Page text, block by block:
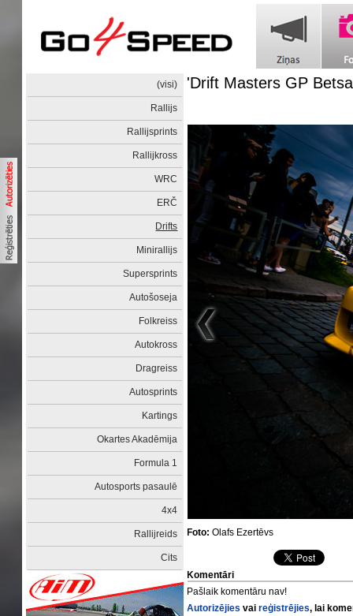
(visi)
Rallijs
Rallijsprints
Rallijkross
WRC
ERČ
Drifts
Minirallijs
Supersprints
Autošoseja
Folkreiss
Autokross
Dragreiss
Autosprints
Kartings
Okartes Akadēmija
Formula 1
Autosports pasaulē
4x4
Rallijreids
Cits
'Drift Masters GP
Foto: Olafs Ezertēvs
Komentāri
Pašlaik komentāru nav!
Autorizējies vaireģistrējies, lai